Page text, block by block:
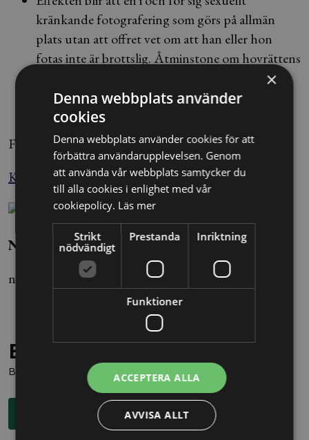
kränkande fotografering som görs på allmän
plats utan att offret vet om att han eller hon
fotas inte är brottslig. Åtminstone om hovrättens
Foto: Claudio Bresciani/TT
Källa: Nyhetsbyrån Blendow Lexnova
Nils Ivars
nils.ivars@alltomjuridik.se
Behöver du juridisk hjälp?
Boka en kostnadsfri konsultation direkt via knappen nedan.
Boka rådgivning
×
Denna webbplats använder
cookies
Denna webbplats använder cookies för att
förbättra användarupplevelsen. Genom
att använda vår webbplats samtycker du
till alla cookies i enlighet med vår
cookiepolicy. Läs mer
Strikt
nödvändigt
Prestanda Inriktning
Funktioner
ACCEPTERA ALLA
AVVISA ALLT